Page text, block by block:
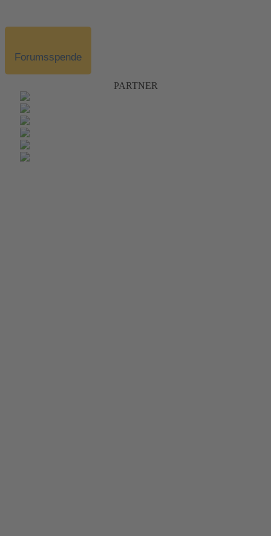
Forumsspende
PARTNER